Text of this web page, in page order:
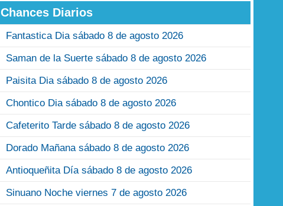
Chances Diarios
Fantastica Dia sábado 8 de agosto 2026
Saman de la Suerte sábado 8 de agosto 2026
Paisita Dia sábado 8 de agosto 2026
Chontico Dia sábado 8 de agosto 2026
Cafeterito Tarde sábado 8 de agosto 2026
Dorado Mañana sábado 8 de agosto 2026
Antioqueñita Día sábado 8 de agosto 2026
Sinuano Noche viernes 7 de agosto 2026